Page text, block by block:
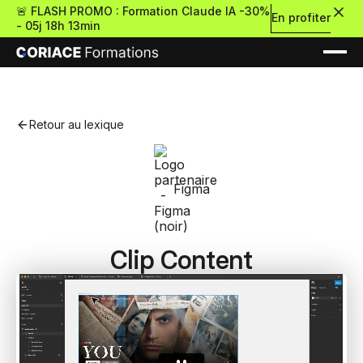
🚨 FLASH PROMO : Formation Claude IA -30%
- 05j 18h 13min
En profiter
Ressources Premium
Retour
Retour au lexique
Figma
Clip Content